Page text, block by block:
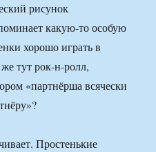
рисунок
какую-то особую
хорошо играть в
тут рок-н-ролл,
«партнёрша всячески
Простенькие